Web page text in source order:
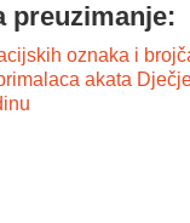
preuzimanje:
oznaka i
akata